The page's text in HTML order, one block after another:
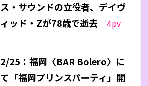
ス・サウンドの立役者、デイヴ
ィッド・Zが78歳で逝去
4pv
2/25：福岡〈BAR Bolero〉に
て「福岡プリンスパーティ」開